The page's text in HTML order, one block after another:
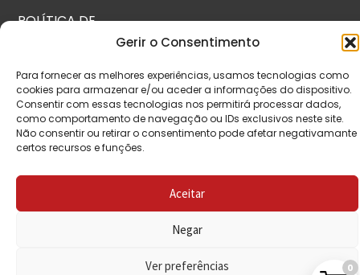
Gerir o Consentimento
Para fornecer as melhores experiências, usamos tecnologias como
cookies para armazenar e/ou aceder a informações do dispositivo.
Consentir com essas tecnologias nos permitirá processar dados,
como comportamento de navegação ou IDs exclusivos neste site.
Não consentir ou retirar o consentimento pode afetar negativamante
certos recursos e funções.
Aceitar
Negar
Ver preferências
POLÍTICA DE
POLÍTICA DE
REEMBOLSO
LIVRO DE
RECLAMAÇÕES
0